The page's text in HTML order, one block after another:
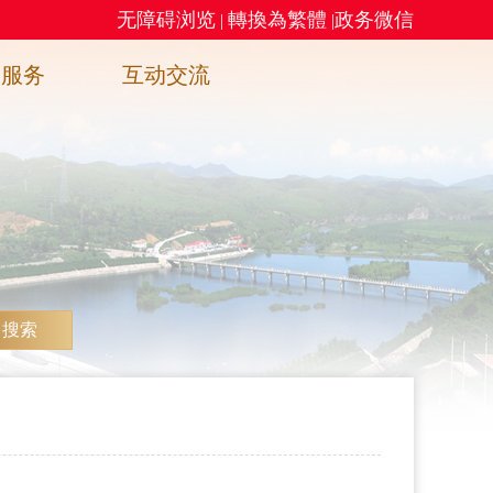
无障碍浏览 | 轉換為繁體 |政务微信
务 互动交流
搜索